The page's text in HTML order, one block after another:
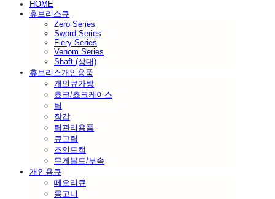
HOME
휴브리스큐
Zero Series
Sword Series
Fiery Series
Venom Series
Shaft (상대)
휴브리스개인용품
개인큐가방
쵸크/쵸크케이스
팁
장갑
팁관리용품
큐그립
조인트캡
무게볼트/부속
개인용큐
떼오리큐
롱고니